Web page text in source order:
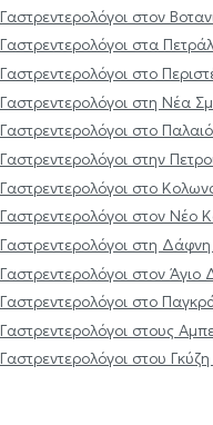
Γαστρεντερολόγοι στον
Γαστρεντερολόγοι στα
Γαστρεντερολόγοι στο
Γαστρεντερολόγοι στη Νέα
Γαστρεντερολόγοι στο
Γαστρεντερολόγοι στην
Γαστρεντερολόγοι στο
Γαστρεντερολόγοι στον Νέο
Γαστρεντερολόγοι στη Δάφνη
Γαστρεντερολόγοι στον Άγιο
Γαστρεντερολόγοι στο
Γαστρεντερολόγοι στους
Γαστρεντερολόγοι στου Γκύζη